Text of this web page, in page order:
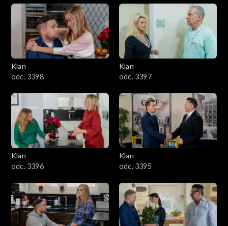
4301–4400
4201–4300
4101–4200
3901–4000
3801–3900
3701–3800
3601–3700
3501–3600
Klan
odc. 3398
Klan
odc. 3397
Klan
odc. 3396
Klan
odc. 3395